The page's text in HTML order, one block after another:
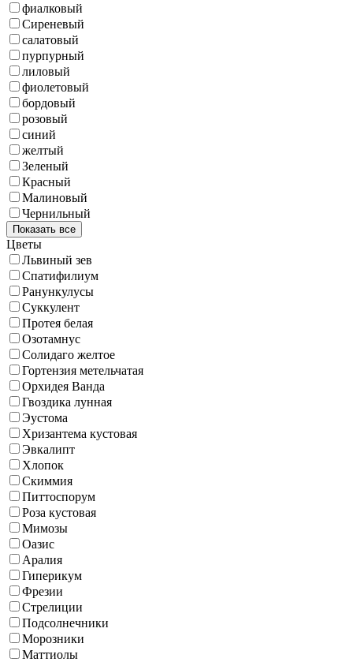
фиалковый
Сиреневый
салатовый
пурпурный
лиловый
фиолетовый
бордовый
розовый
синий
желтый
Зеленый
Красный
Малиновый
Чернильный
Показать все
Цветы
Львиный зев
Спатифилиум
Ранункулусы
Суккулент
Протея белая
Озотамнус
Солидаго желтое
Гортензия метельчатая
Орхидея Ванда
Гвоздика лунная
Эустома
Хризантема кустовая
Эвкалипт
Хлопок
Скиммия
Питтоспорум
Роза кустовая
Мимозы
Оазис
Аралия
Гиперикум
Фрезии
Стрелиции
Подсолнечники
Морозники
Маттиолы